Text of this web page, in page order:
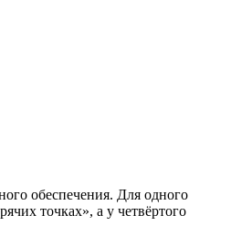
обеспечения. Для одного
точках», а у четвёртого